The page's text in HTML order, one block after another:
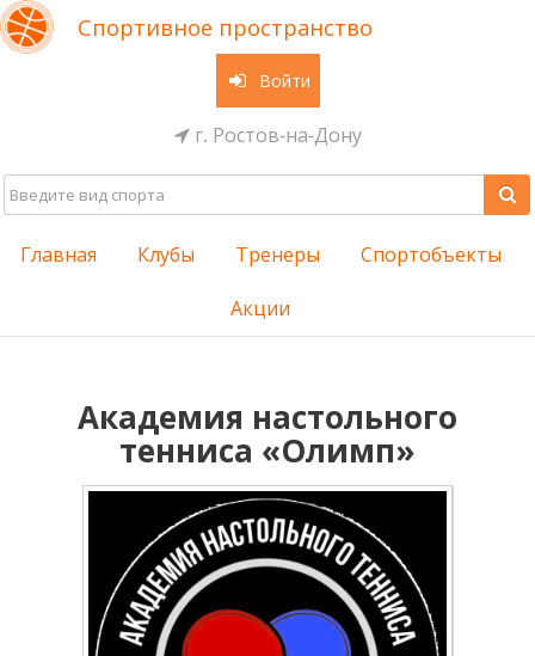
Спортивное пространство
Войти
г. Ростов-на-Дону
Главная Клубы Тренеры Спортобъекты
Акции
Академия настольного
тенниса «Олимп»